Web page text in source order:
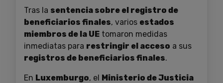
Tras la sentencia sobre el registro de
beneficiarios finales, varios estados
miembros de la UE tomaron medidas
inmediatas para restringir el acceso a sus
registros de beneficiarios finales.
En Luxemburgo, el Ministerio de Justicia